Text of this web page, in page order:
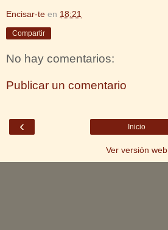
Encisar-te en 18:21
Compartir
No hay comentarios:
Publicar un comentario
‹ Inicio
Ver versión web